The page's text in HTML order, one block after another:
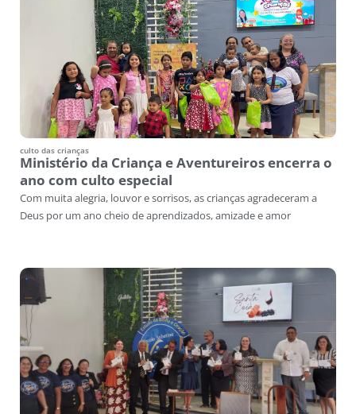
culto das crianças
Ministério da Criança e Aventureiros encerra o
ano com culto especial
Com muita alegria, louvor e sorrisos, as crianças agradeceram a
Deus por um ano cheio de aprendizados, amizade e amor